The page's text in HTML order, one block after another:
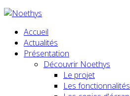
Accueil
Actualités
Présentation
Découvrir Noethys
Le projet
Les fonctionnalités